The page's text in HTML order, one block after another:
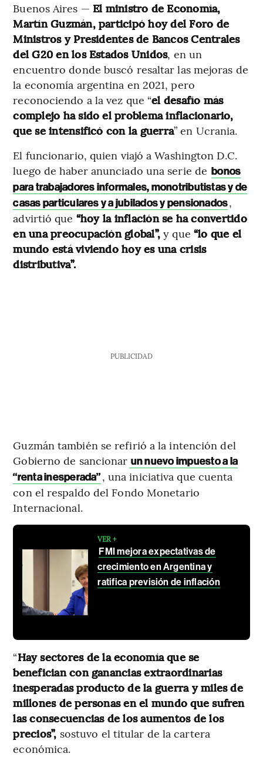
Buenos Aires — El ministro de Economía,
Martín Guzmán, participó hoy del Foro de
Ministros y Presidentes de Bancos Centrales
del G20 en los Estados Unidos, en un
encuentro donde buscó resaltar las mejoras de
la economía argentina en 2021, pero
reconociendo a la vez que “el desafío más
complejo ha sido el problema inflacionario,
que se intensificó con la guerra” en Ucrania.
El funcionario, quien viajó a Washington D.C.
luego de haber anunciado una serie de bonos
para trabajadores informales, monotributistas y de
casas particulares y a jubilados y pensionados,
advirtió que “hoy la inflación se ha convertido
en una preocupación global”, y que “lo que el
mundo está viviendo hoy es una crisis
distributiva”.
PUBLICIDAD
Guzmán también se refirió a la intención del
Gobierno de sancionar un nuevo impuesto a la
“renta inesperada”, una iniciativa que cuenta
con el respaldo del Fondo Monetario
Internacional.
VER +
FMI mejora expectativas de
crecimiento en Argentina y
ratifica previsión de inflación
“Hay sectores de la economía que se
benefician con ganancias extraordinarias
inesperadas producto de la guerra y miles de
millones de personas en el mundo que sufren
las consecuencias de los aumentos de los
precios”, sostuvo el titular de la cartera
económica.